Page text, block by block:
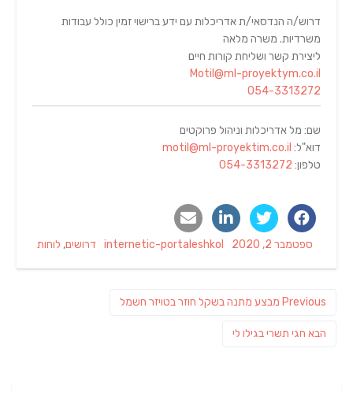
דרוש/ה הנדסאי/ת אדריכלות עם ידע ברישוי זמין כולל עבודות
משרדיות. משרה מלאה
ליצירת קשר ושליחת קורות חיים
Motil@ml-proyektym.co.il
054-3313272
שם: מל אדריכלות וניהול פרוקטים
דוא"ל: motil@ml-proyektim.co.il
טלפון: 054-3313272
Posted
ספטמבר 2, 2020 Author
internetic-portaleshkol
Categories
דרושים, לוחות
Previous
Previous
מבצע מתנה בשקל חוזר בטויזר חשמל
הבא פוסט
חגי תשרי בגילו לי